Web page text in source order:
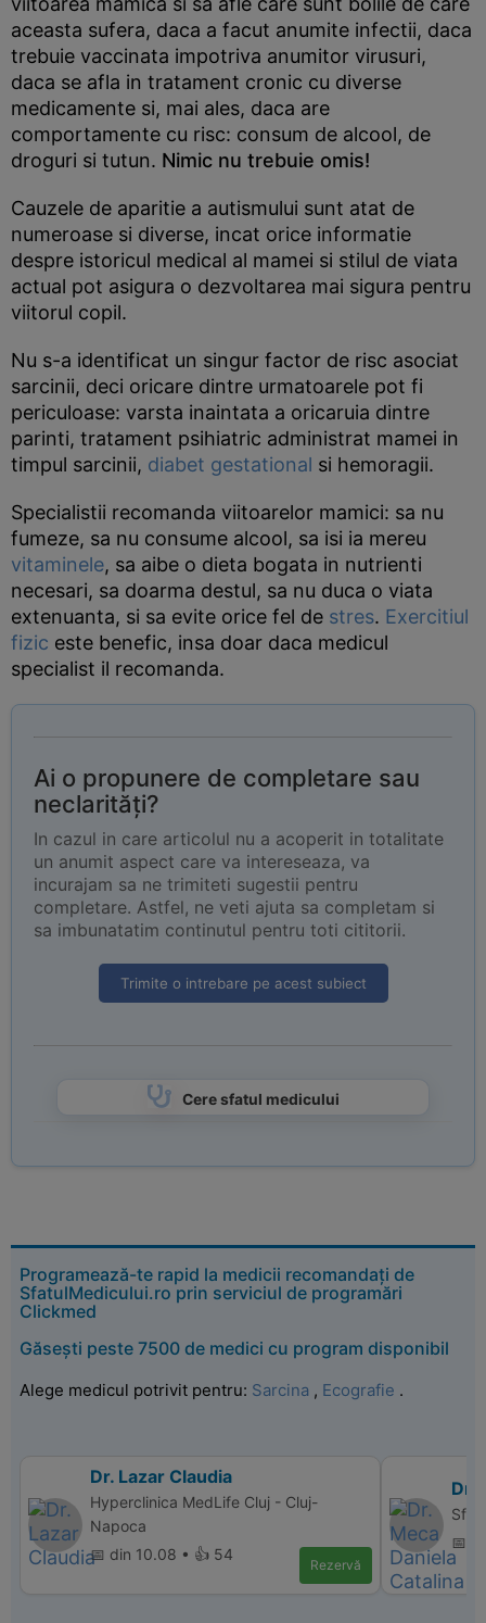
aceasta sufera, daca a facut anumite infectii, daca
trebuie vaccinata impotriva anumitor virusuri,
daca se afla in tratament cronic cu diverse
medicamente si, mai ales, daca are
comportamente cu risc: consum de alcool, de
droguri si tutun. Nimic nu trebuie omis!
Cauzele de aparitie a autismului sunt atat de
numeroase si diverse, incat orice informatie
despre istoricul medical al mamei si stilul de viata
actual pot asigura o dezvoltarea mai sigura pentru
viitorul copil.
Nu s-a identificat un singur factor de risc asociat
sarcinii, deci oricare dintre urmatoarele pot fi
periculoase: varsta inaintata a oricaruia dintre
parinti, tratament psihiatric administrat mamei in
timpul sarcinii, diabet gestational si hemoragii.
Specialistii recomanda viitoarelor mamici: sa nu
fumeze, sa nu consume alcool, sa isi ia mereu
vitaminele, sa aibe o dieta bogata in nutrienti
necesari, sa doarma destul, sa nu duca o viata
extenuanta, si sa evite orice fel de stres. Exercitiul
fizic este benefic, insa doar daca medicul
specialist il recomanda.
Ai o propunere de completare sau
neclarități?
In cazul in care articolul nu a acoperit in totalitate
un anumit aspect care va intereseaza, va
incurajam sa ne trimiteti sugestii pentru
completare. Astfel, ne veti ajuta sa completam si
sa imbunatatim continutul pentru toti cititorii.
Trimite o intrebare pe acest subiect
Cere sfatul medicului
Programează-te rapid la medicii recomandați de
SfatulMedicului.ro prin serviciul de programări
Clickmed
Găsești peste 7500 de medici cu program disponibil
Alege medicul potrivit pentru: Sarcina , Ecografie .
Dr. Lazar Claudia
Hyperclinica MedLife Cluj - Cluj-
Napoca
📅 din 10.08 • 👍 54
Rezervă
Dr.
📅